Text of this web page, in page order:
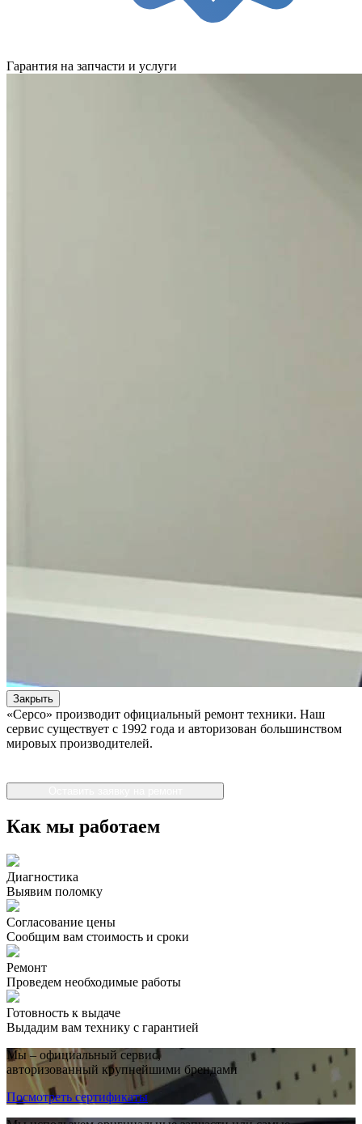
Гарантия на запчасти и услуги
Закрыть
«Серсо» производит официальный ремонт техники. Наш
сервис существует с 1992 года и авторизован большинством
мировых производителей.
Как мы работаем
Диагностика
Выявим поломку
Согласование цены
Сообщим вам стоимость и сроки
Ремонт
Проведем необходимые работы
Готовность к выдаче
Выдадим вам технику с гарантией
Мы – официальный сервис,
авторизованный крупнейшими брендами
Посмотреть сертификаты